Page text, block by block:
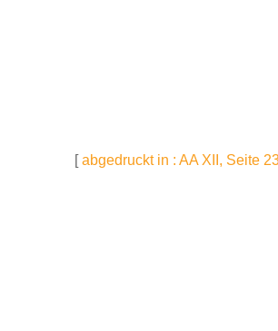
[abgedruckt in : AA XII, Seite